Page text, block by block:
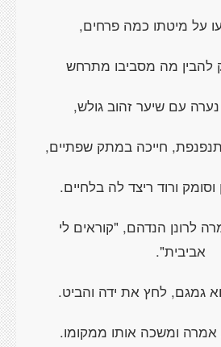
על מיטתו כמה פרחים,
להבין מה מסביבו מתרחש
נערה עם שיער זהוב גולש,
חייכה במתק שפתיים,
ורוד ריצד לה בלחיים.
לרונן הנדהם, "קוראים לי
אביבית".
גמגם, לחץ את ידה והביט.
אמרה ומשכה אותו ממקומו.